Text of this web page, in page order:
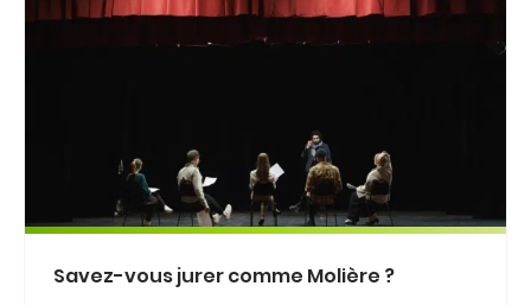
Savez-vous jurer comme Molière ?